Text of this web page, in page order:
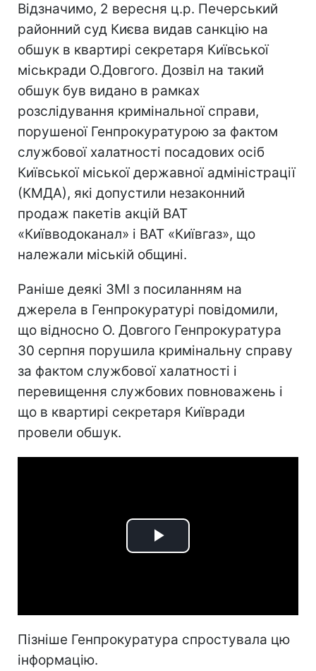
Відзначимо, 2 вересня ц.р. Печерський
районний суд Києва видав санкцію на
обшук в квартирі секретаря Київської
міськради О.Довгого. Дозвіл на такий
обшук був видано в рамках
розслідування кримінальної справи,
порушеної Генпрокуратурою за фактом
службової халатності посадових осіб
Київської міської державної адміністрації
(КМДА), які допустили незаконний
продаж пакетів акцій ВАТ
«Київводоканал» і ВАТ «Київгаз», що
належали міській общині.
Раніше деякі ЗМІ з посиланням на
джерела в Генпрокуратурі повідомили,
що відносно О. Довгого Генпрокуратура
30 серпня порушила кримінальну справу
за фактом службової халатності і
перевищення службових повноважень і
що в квартирі секретаря Київради
провели обшук.
Play
Пізніше Генпрокуратура спростувала цю
інформацію.